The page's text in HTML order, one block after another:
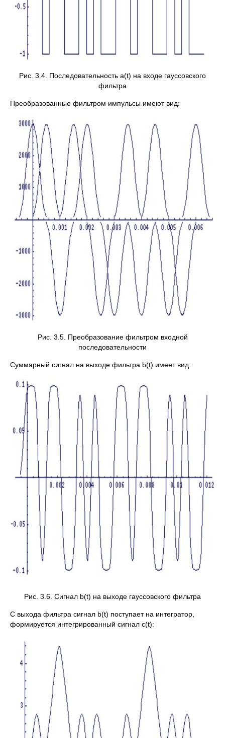
Рис. 3.4. Последовательность a(t) на входе гауссовского
фильтра
Преобразованные фильтром импульсы имеют вид:
Рис. 3.5. Преобразование фильтром входной
последовательности
Суммарный сигнал на выходе фильтра b(t) имеет вид:
Рис. 3.6. Сигнал b(t) на выходе гауссовского фильтра
С выхода фильтра сигнал b(t) поступает на интегратор,
формируется интегрированный сигнал c(t):